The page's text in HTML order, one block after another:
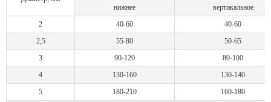
нижнее
вертикальное
2
40-60
40-60
2,5
55-80
50-65
3
90-120
80-100
4
130-160
130-140
5
180-210
160-180